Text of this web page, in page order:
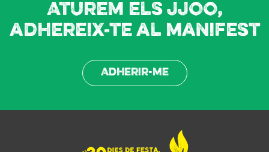
Aturem els JJOO,
adhereix-te al manifest
Adherir-me